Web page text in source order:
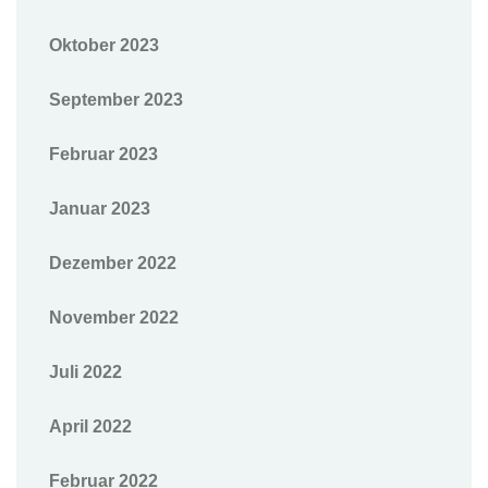
Oktober 2023
September 2023
Februar 2023
Januar 2023
Dezember 2022
November 2022
Juli 2022
April 2022
Februar 2022